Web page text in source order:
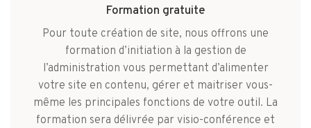
Formation gratuite
Pour toute création de site, nous offrons une
formation d’initiation à la gestion de
l’administration vous permettant d’alimenter
votre site en contenu, gérer et maitriser vous-
même les principales fonctions de votre outil. La
formation sera délivrée par visio-conférence et